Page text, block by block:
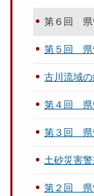
第６回 県
第５回 県
古川流域
第４回 県
第３回 県
土砂災害
第２回 県